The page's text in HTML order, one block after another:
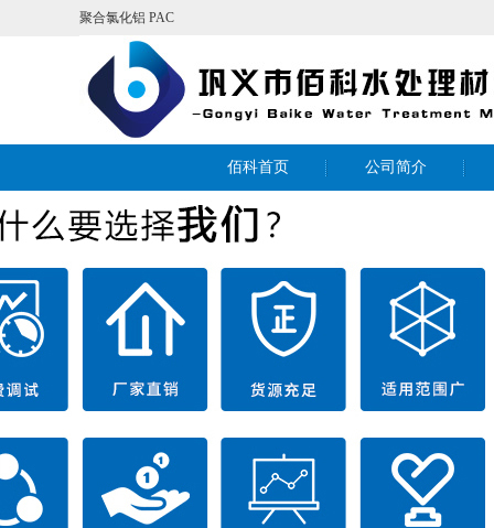
聚合氯化铝 PAC
佰科首页 公司简介